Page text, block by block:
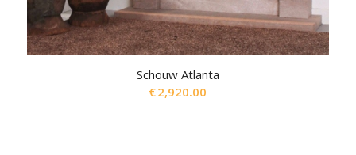
Schouw Atlanta
€2,920.00